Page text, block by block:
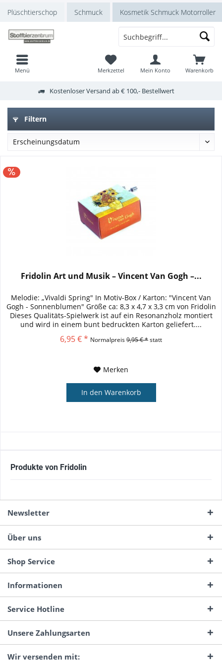
Plüschtierschop Schmuck Kosmetik Schmuck Motorroller
Menü Warenkorb
Merkzettel Mein Konto
Kostenloser Versand ab € 100,- Bestellwert
Filtern
Fridolin Art und Musik – Vincent Van Gogh –...
Melodie: „Vivaldi Spring" In Motiv-Box / Karton: "Vincent Van
Gogh - Sonnenblumen" Größe ca: 8,3 x 4,7 x 3,3 cm von Fridolin
Dieses Qualitäts-Spielwerk ist auf ein Resonanzholz montiert
und wird in einem bunt bedruckten Karton geliefert....
6,95 € * Normalpreis9,95 € *statt
Merken
In den Warenkorb
Produkte von Fridolin
Newsletter
Über uns
Shop Service
Informationen
Service Hotline
Unsere Zahlungsarten
Wir versenden mit: